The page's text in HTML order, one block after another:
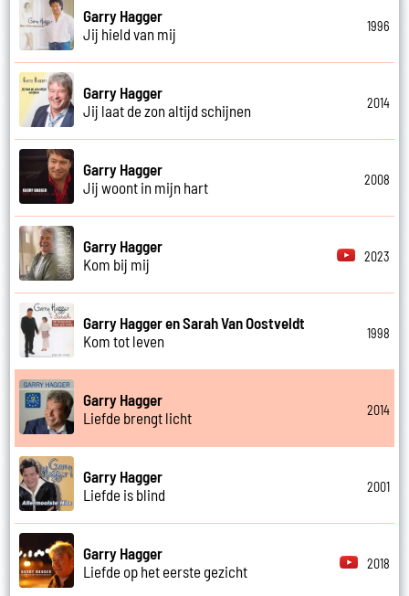
Garry Hagger
Jij hield van mij
1996
Garry Hagger
Jij laat de zon altijd schijnen
2014
Garry Hagger
Jij woont in mijn hart
2008
Garry Hagger
Kom bij mij
2023
Garry Hagger en Sarah Van Oostveldt
Kom tot leven
1998
Garry Hagger
Liefde brengt licht
2014
Garry Hagger
Liefde is blind
2001
Garry Hagger
Liefde op het eerste gezicht
2018